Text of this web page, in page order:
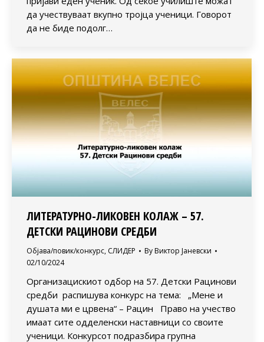
да учествуваат вкупно тројца ученици. Говорот
да не биде подолг…
ЛИТЕРАТУРНО-ЛИКОВЕН КОЛАЖ – 57.
ДЕТСКИ РАЦИНОВИ СРЕДБИ
Објава/повик/конкурс, СЛИДЕР By Виктор Јаневски
02/10/2024
Организацискиот одбор на 57. Детски Рацинови
средби распишува конкурс на тема: „Мене и
душата ми е црвена“ – Рацин Право на учество
имаат сите одделенски наставници со своите
ученици. Конкурсот подразбира групна